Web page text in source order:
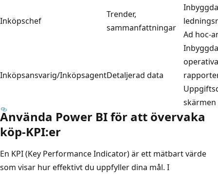
Inköpschef
Trender,
sammanfattningar
Inbyggda
Ad hoc-
Inköpsansvarig/InköpsagentDetaljerad data
Inbyggda
operativa
skärmen
Använda Power BI för att övervaka
köp-KPI:er
En KPI (Key Performance Indicator) är ett mätbart värde
som visar hur effektivt du uppfyller dina mål. I